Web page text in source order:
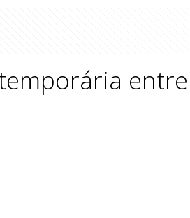
entre